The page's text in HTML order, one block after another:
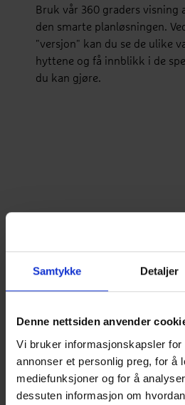
Samtykke Detaljer
Denne nettsiden anvender
Vi bruker informasjonskapsler for
annonser et personlig preg, for å
mediefunksjoner og for å
dessuten informasjon om
Bruk vår 360 graders visning
den smarte planløsningen.
"versjon" kan du se de ulike
hyttene og få innblikk i de
du kan gjøre.